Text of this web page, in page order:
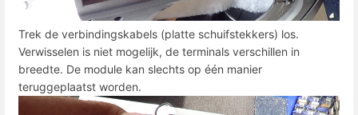
Trek de verbindingskabels (platte schuifstekkers) los.
Verwisselen is niet mogelijk, de terminals verschillen in
breedte. De module kan slechts op één manier
teruggeplaatst worden.